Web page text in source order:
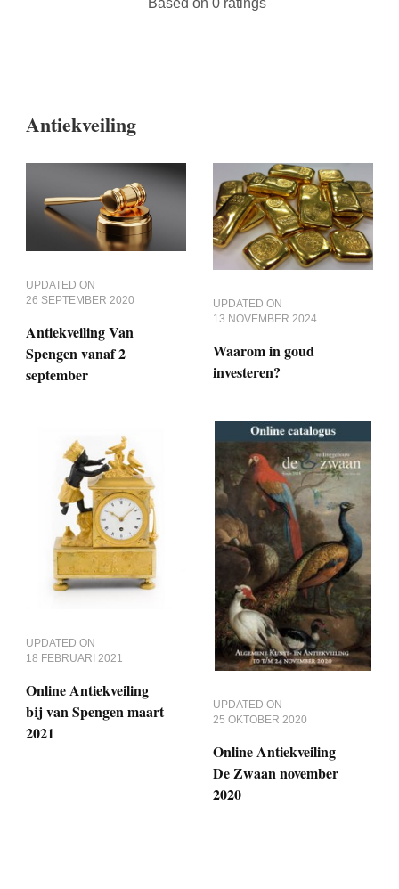
Based on 0 ratings
Antiekveiling
UPDATED ON
26 SEPTEMBER 2020
Antiekveiling Van
Spengen vanaf 2
september
UPDATED ON
13 NOVEMBER 2024
Waarom in goud
investeren?
UPDATED ON
18 FEBRUARI 2021
Online Antiekveiling
bij van Spengen maart
2021
UPDATED ON
25 OKTOBER 2020
Online Antiekveiling
De Zwaan november
2020